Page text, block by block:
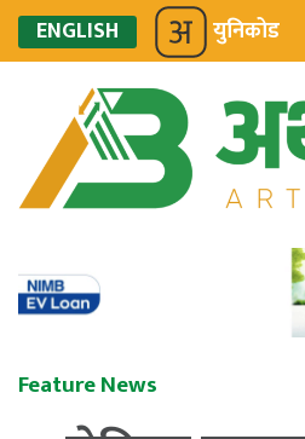
ENGLISH युनिकोड
Feature News